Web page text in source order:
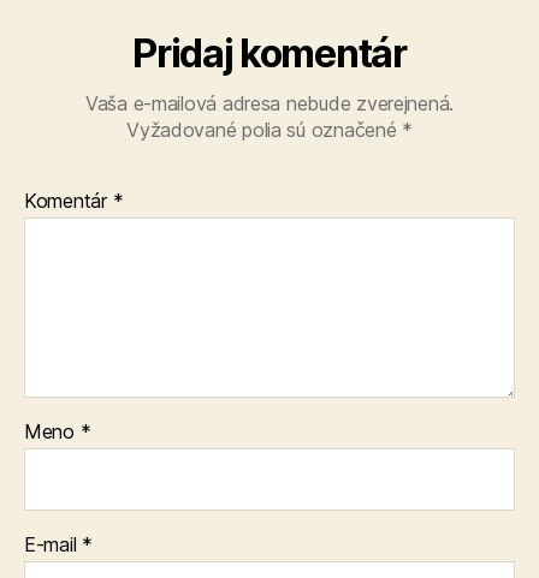
Pridaj komentár
Vaša e-mailová adresa nebude zverejnená.
Vyžadované polia sú označené *
Komentár *
Meno *
E-mail *